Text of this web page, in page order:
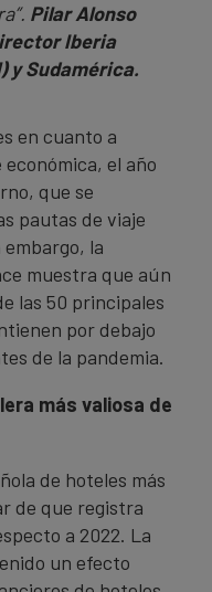
Pilar Alonso
Iberia
y Sudamérica.
en cuanto a
el año
que se
pautas de viaje
la
muestra que aún
las 50 principales
por debajo
de la pandemia.
más valiosa de
de hoteles más
de que registra
a 2022. La
un efecto